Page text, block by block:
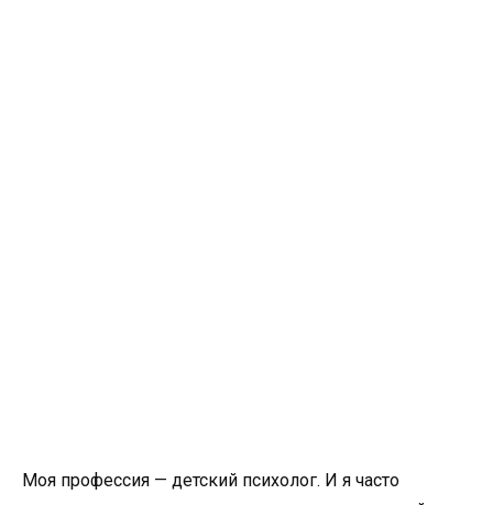
Моя профессия — детский психолог. И я часто